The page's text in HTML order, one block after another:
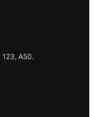
123, A50.